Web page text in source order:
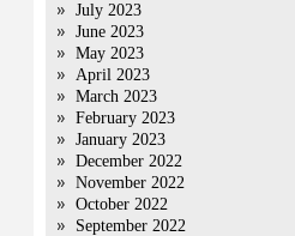
July 2023
June 2023
May 2023
April 2023
March 2023
February 2023
January 2023
December 2022
November 2022
October 2022
September 2022